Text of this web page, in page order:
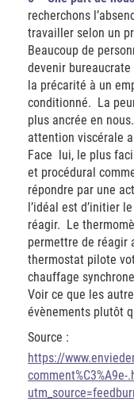
recherchons
travailler selon un
Beaucoup de
devenir
la précarité à un
conditionné. La
plus ancrée en
attention viscérale
Face lui, le plus
et procédural
répondre par une
l’idéal est d’initier
réagir. Le
permettre de réagir
thermostat pilote
chauffage
Voir ce que les
évènements plutôt
Source :
https://
comment%C3%A9e-